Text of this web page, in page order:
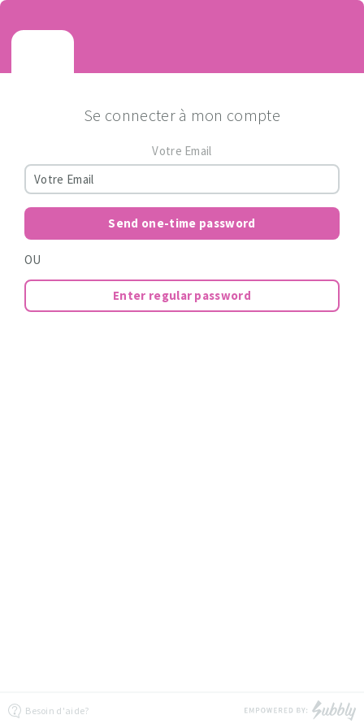
Se connecter à mon compte
Votre Email
Send one-time password
OU
Enter regular password
Besoin d'aide?